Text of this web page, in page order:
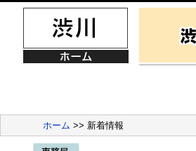
ホーム >> 新着情報